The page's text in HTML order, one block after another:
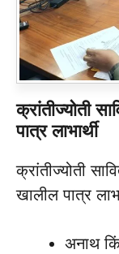
क्रांतीज्योती
पात्र लाभार्थी
क्रांतीज्योती
खालील पात्र
अनाथ